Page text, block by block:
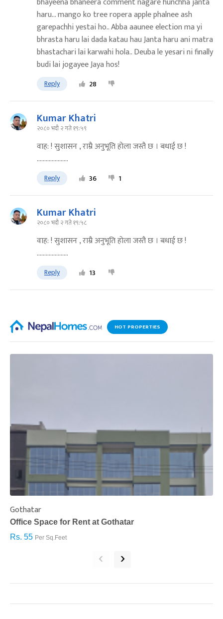
haru... mango ko tree ropera apple phalnee ash
garepachhi yestai ho.. Abba aaunee election ma yi
bhrasta haru lai dada katau hau Janta haru ani matra
bhastachari lai karwahi hola.. Deuba le yesari ni finally
budi lai jogayee Jaya hos!
Reply 28
Kumar Khatri
२०८० भदौ २ गते १९:५९
वाह: ! सुशासन , राम्रै अनुभूति हाेला जस्तै छ । बधाई छ !
.....................
Reply 36 1
Kumar Khatri
२०८० भदौ २ गते १९:५८
वाह: ! सुशासन , राम्रै अनुभूति हाेला जस्तै छ । बधाई छ !
.....................
Reply 13
HOT PROPERTIES
Gothatar
Office Space for Rent at Gothatar
Rs. 55 Per Sq.Feet
‹ ›